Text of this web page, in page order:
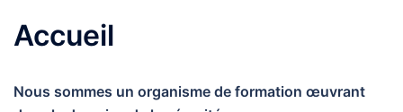
Accueil
Nous sommes un organisme de formation œuvrant